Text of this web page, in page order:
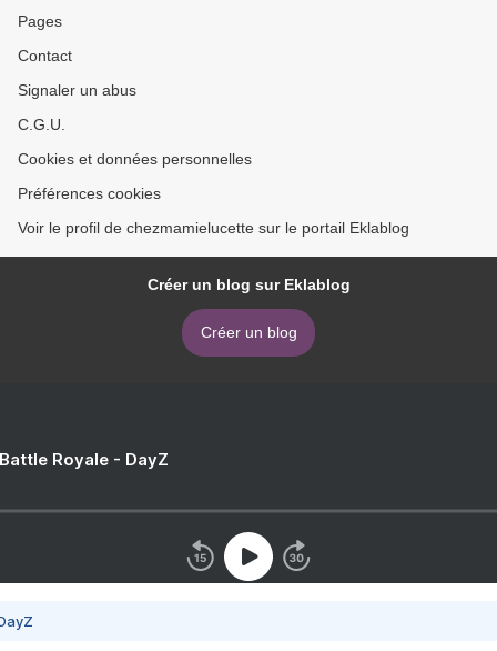
Pages
Contact
Signaler un abus
C.G.U.
Cookies et données personnelles
Préférences cookies
Voir le profil de chezmamielucette sur le portail Eklablog
Créer un blog sur Eklablog
Créer un blog
Royale - DayZ